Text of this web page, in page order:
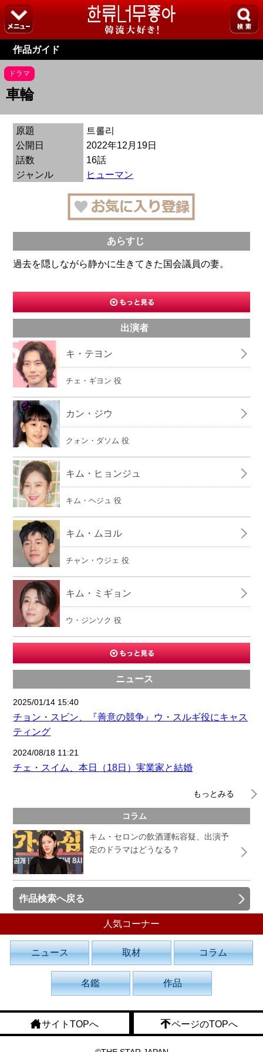
作品ガイド
ドラマ
車輪
原題
트롤리
公開日
2022年12月19日
話数
16話
ジャンル
ヒューマン
あらすじ
過去を隠しながら静かに生きてきた国会議員の妻。
出演者
キ・テヨン
チェ・ギヨン 役
カン・ジウ
クォン・ダソム 役
キム・ヒョンジュ
キム・ヘジュ 役
キム・ムヨル
チャン・ウジェ 役
キム・ミギョン
ウ・ジンソク 役
ニュース
2025/01/14 15:40
チョン・スビン、『善意の競争』ウ・スルギ役にキャス
ティング
2024/08/18 11:21
チェ・スイム、本日（18日）実業家と結婚
もっとみる
コラム
キム・セロンの飲酒運転容疑、出演予
定のドラマはどうなる？
作品検索へ戻る
人気コーナー
ニュース 取材 コラム
名鑑 作品
サイトTOPへ ページのTOPへ